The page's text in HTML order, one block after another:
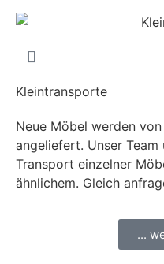
Kleintransporte
Neue Möbel werden
angeliefert. Unser
Transport einzelner
ähnlichem. Gleich
...